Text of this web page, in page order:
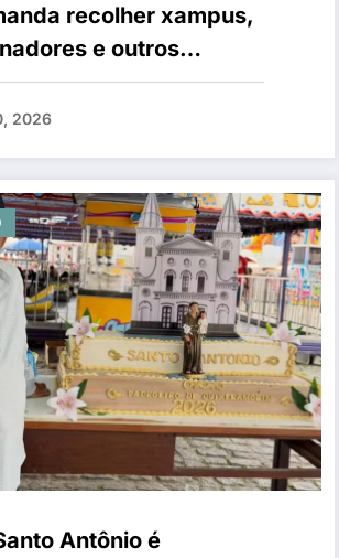
recolher xampus,
e outros
irregulares; veja a
2026
Antônio é